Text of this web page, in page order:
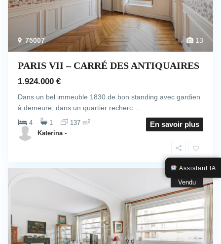
13
75007
PARIS VII – CARRÉ DES ANTIQUAIRES
1.924.000 €
Dans un bel immeuble 1830 de bon standing avec gardien
à demeure, dans un quartier recherc
4 1 137 m2 En savoir plus
Katerina -
Vendu
Assistant IA